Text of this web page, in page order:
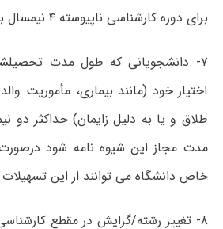
برای دوره کارشناسی ناپیوسته ۴ نیمسال بیشتر نشود.
۷- دانشجویانی که طول مدت
اختیار خود (مانند بیماری، مأموریت
طلاق و یا به دلیل زایمان) حداکثر دو
مدت مجاز این شیوه نامه شود درصورت
خاص دانشگاه می توانند از این تسهیلات
۸- تغییر رشته/گرایش در مقطع